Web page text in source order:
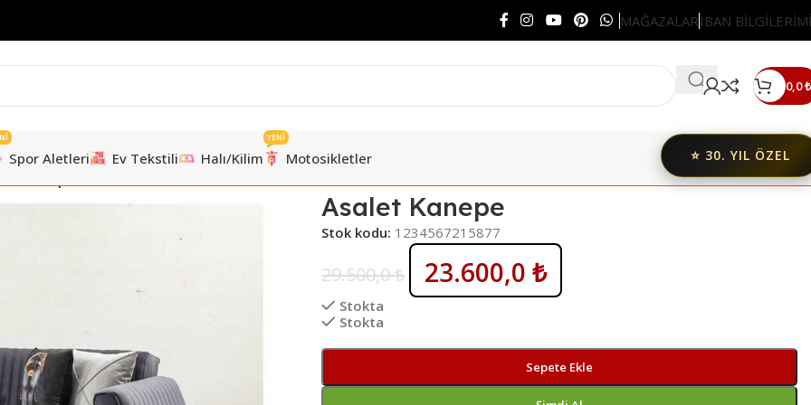
MAĞAZALAR IBAN
0,0₺
Spor Aletleri Ev Tekstili Halı/Kilim Motosikletler
YENİ
⭐ 30. YIL ÖZEL
Asalet Kanepe
Stok kodu: 1234567215877
29.500,0₺ 23.600,0₺
Stokta
Stokta
Sepete Ekle